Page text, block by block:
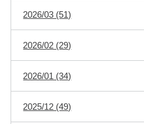
2026/03 (51)
2026/02 (29)
2026/01 (34)
2025/12 (49)